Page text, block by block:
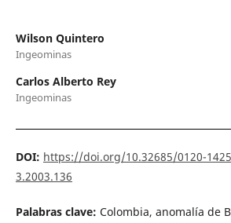
Wilson Quintero
Ingeominas
Carlos Alberto Rey
Ingeominas
DOI: https://doi.org/10.32685/0120-
3.2003.136
Palabras clave: Colombia, anomalía de